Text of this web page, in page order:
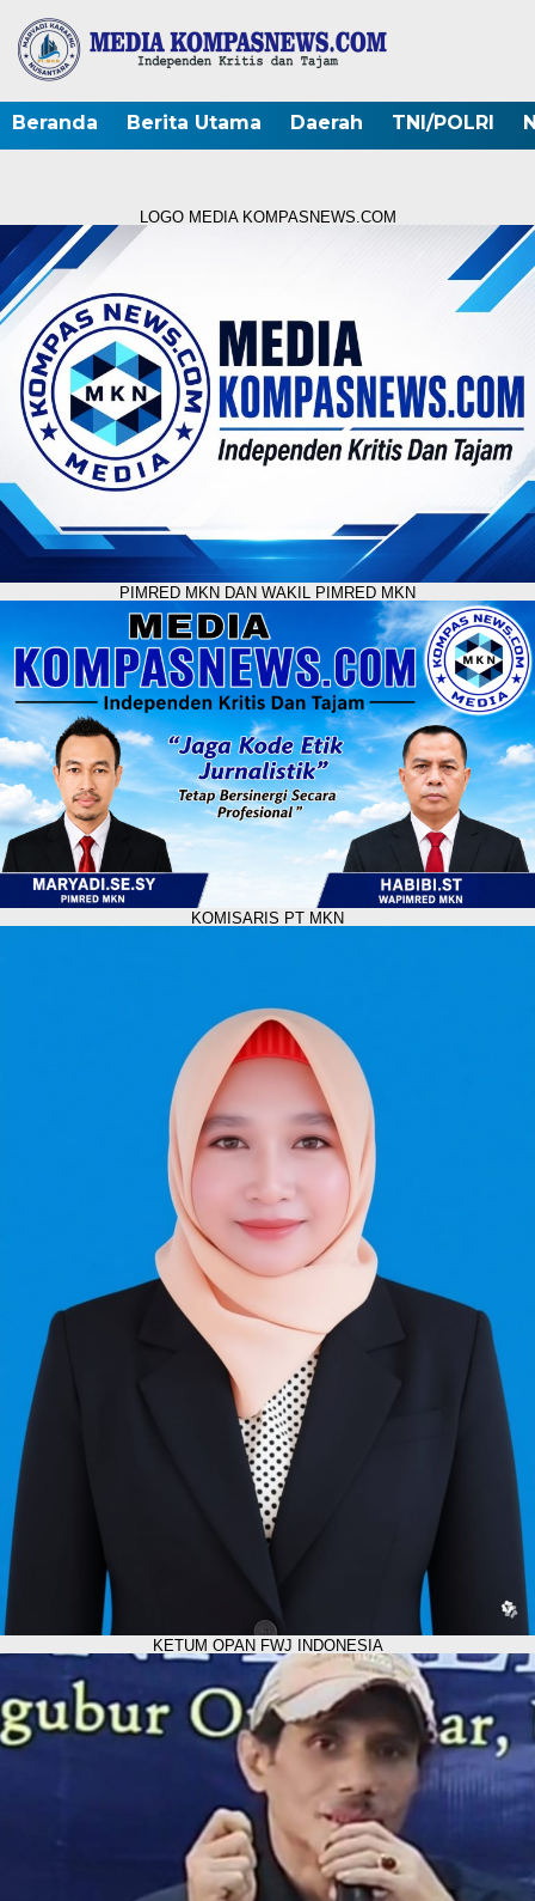
Beranda Berita Utama Daerah TNI/POLRI
LOGO MEDIA KOMPASNEWS.COM
PIMRED MKN DAN WAKIL PIMRED MKN
KOMISARIS PT MKN
KETUM OPAN FWJ INDONESIA